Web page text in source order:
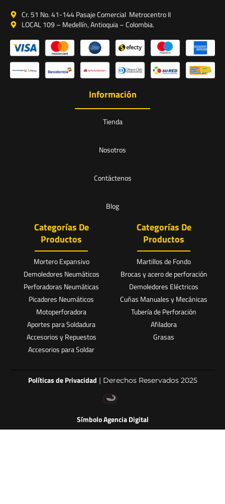
Cr. 51 No. 41-144 Pasaje Comercial Metrocentro II
LOCAL 109 – Medellín, Antioquia – Colombia.
Información
Tienda
Nosotros
Contáctenos
Blog
Categorías De
Productos
Mortero Expansivo
Demoledores Neumáticos
Perforadoras Neumáticas
Picadores Neumáticos
Motoperforadora
Aportes para Soldadura
Accesorios y Repuestos
Accesorios para Soldar
Categorías De
Productos
Martillos de Fondo
Brocas y acero de perforación
Demoledores Eléctricos
Cuñas Manuales y Mecánicas
Tubería de Perforación
Afiladora
Grasas
Políticas de Privacidad | Derechos Reservados 2025
Símbolo Agencia Digital